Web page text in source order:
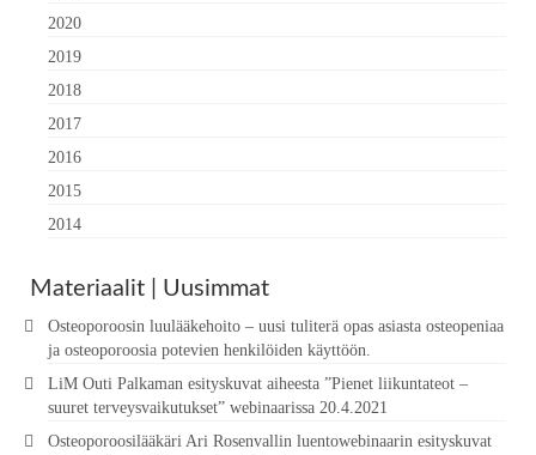
2020
2019
2018
2017
2016
2015
2014
Materiaalit | Uusimmat
Osteoporoosin luulääkehoito – uusi tuliterä opas asiasta osteopeniaa
ja osteoporoosia potevien henkilöiden käyttöön.
LiM Outi Palkaman esityskuvat aiheesta ”Pienet liikuntateot –
suuret terveysvaikutukset” webinaarissa 20.4.2021
Osteoporoosilääkäri Ari Rosenvallin luentowebinaarin esityskuvat